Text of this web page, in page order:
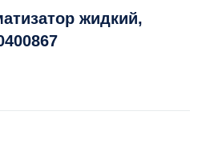
жидкий,